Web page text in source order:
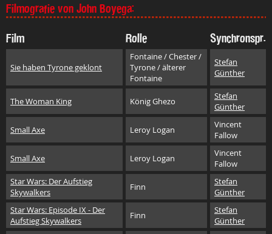
Filmografie von John Boyega:
Film
Rolle Synchronspr.
Sie haben Tyrone geklont
Fontaine / Chester /
Tyrone / älterer
Fontaine
Stefan
Günther
The Woman King König Ghezo
Stefan
Günther
Small Axe Leroy Logan
Vincent
Fallow
Small Axe Leroy Logan
Vincent
Fallow
Star Wars: Der Aufstieg
Skywalkers
Finn
Stefan
Günther
Star Wars: Episode IX - Der
Aufstieg Skywalkers
Finn
Stefan
Günther